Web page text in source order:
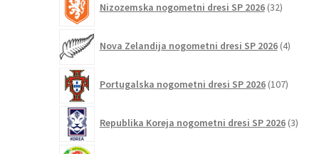
Nizozemska nogometni dresi SP 2026 32izdelkov
Nova Zelandija nogometni dresi SP 2026 4izdelki
Portugalska nogometni dresi SP 2026 107
Republika Koreja nogometni dresi SP 2026 3